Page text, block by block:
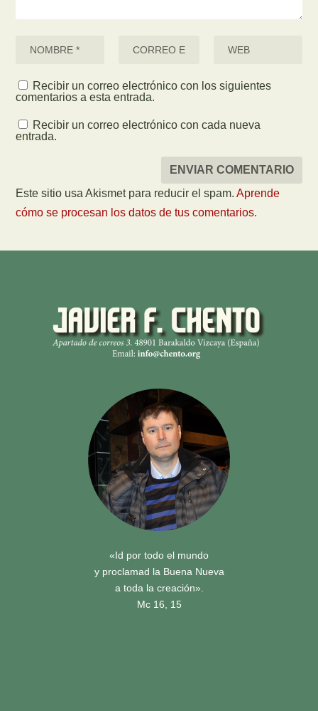
Recibir un correo electrónico con los siguientes
comentarios a esta entrada.
Recibir un correo electrónico con cada nueva
entrada.
Este sitio usa Akismet para reducir el spam.Aprende
cómo se procesan los datos de tus comentarios.
«Id por todo el mundo
y proclamad la Buena Nueva
a toda la creación».
Mc 16, 15